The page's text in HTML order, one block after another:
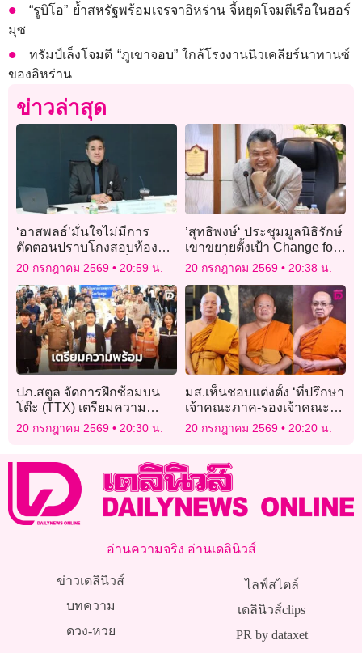
“รูบิโอ” ย้ำสหรัฐพร้อมเจรจาอิหร่าน จี้หยุดโจมตีเรือในฮอร์
มุซ
ทรัมป์เล็งโจมตี “ภูเขาจอบ” ใกล้โรงงานนิวเคลียร์นาทานซ์
ของอิหร่าน
ข่าวล่าสุด
‘อาสพลธ์’มั่นใจไม่มีการ
ตัดตอนปราบโกงสอบท้องถิ่น
เผย ‘ส.ส.ภูมิใจไทย’ก็อยากรู้
ใครคือ ‘บิ๊กบอส’บงการอยู่
เบื้องหลัง
20 กรกฎาคม 2569 20:59 น.
’สุทธิพงษ์‘ ประชุมมูลนิธิรักษ์
เขาขยายตั้งเป้า Change for
Good ยั่งยืน
20 กรกฎาคม 2569 20:38 น.
ปภ.สตูล จัดการฝึกซ้อมบน
โต๊ะ (TTX) เตรียมความ
พร้อมรับมืออุทกภัย
20 กรกฎาคม 2569 20:30 น.
มส.เห็นชอบแต่งตั้ง ‘ที่ปรึกษา
เจ้าคณะภาค-รองเจ้าคณะก
ทม.-รองเจ้าอาวาสวัดอรุณฯ’
20 กรกฎาคม 2569 20:20 น.
อ่านความจริง อ่านเดลินิวส์
ข่าวเดลินิวส์
บทความ
ดวง-หวย
ไลฟ์สไตล์
เดลินิวส์clips
PR by dataxet